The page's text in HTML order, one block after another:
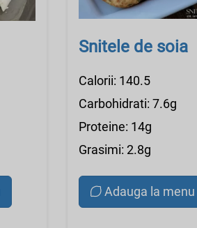
Snitele de soia
Calorii: 140.5
Carbohidrati: 7.6g
Proteine: 14g
Grasimi: 2.8g
Adauga la menu